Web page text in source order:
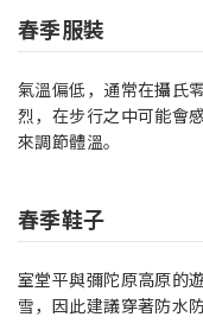
春季服裝
氣溫偏低，通常在攝氏
烈，在步行之中可能會
來調節體溫。
春季鞋子
室堂平與彌陀原高原的
雪，因此建議穿著防水